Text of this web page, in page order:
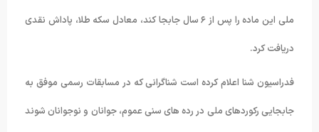
ملی این ماده را پس از ۶ سال جابجا کند، معادل سکه طلا، پاداش نقدی
دریافت کرد.
فدراسیون شنا اعلام کرده است شناگرانی که در مسابقات رسمی موفق به
جابجایی رکوردهای ملی در رده های سنی عموم، جوانان و نوجوانان شوند